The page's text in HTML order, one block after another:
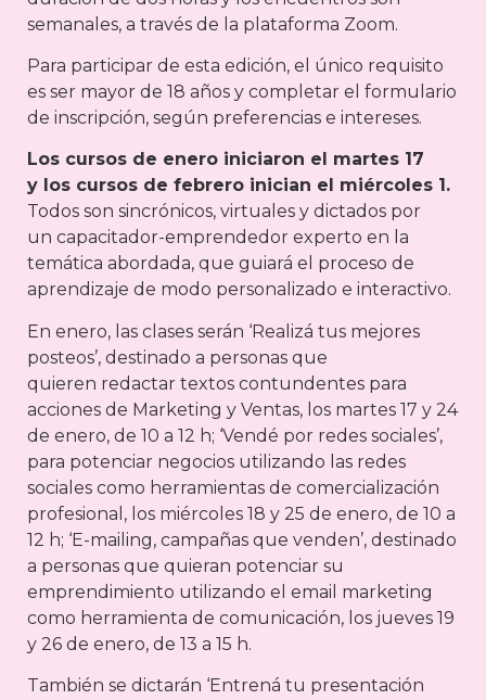
semanales, a través de la plataforma Zoom.
Para participar de esta edición, el único requisito
es ser mayor de 18 años y completar el formulario
de inscripción, según preferencias e intereses.
Los cursos de enero iniciaron el martes 17
y los cursos de febrero inician el miércoles 1.
Todos son sincrónicos, virtuales y dictados por
un capacitador-emprendedor experto en la
temática abordada, que guiará el proceso de
aprendizaje de modo personalizado e interactivo.
En enero, las clases serán ‘Realizá tus mejores
posteos’, destinado a personas que
quieren redactar textos contundentes para
acciones de Marketing y Ventas, los martes 17 y 24
de enero, de 10 a 12 h; ‘Vendé por redes sociales’,
para potenciar negocios utilizando las redes
sociales como herramientas de comercialización
profesional, los miércoles 18 y 25 de enero, de 10 a
12 h; ‘E-mailing, campañas que venden’, destinado
a personas que quieran potenciar su
emprendimiento utilizando el email marketing
como herramienta de comunicación, los jueves 19
y 26 de enero, de 13 a 15 h.
También se dictarán ‘Entrená tu presentación